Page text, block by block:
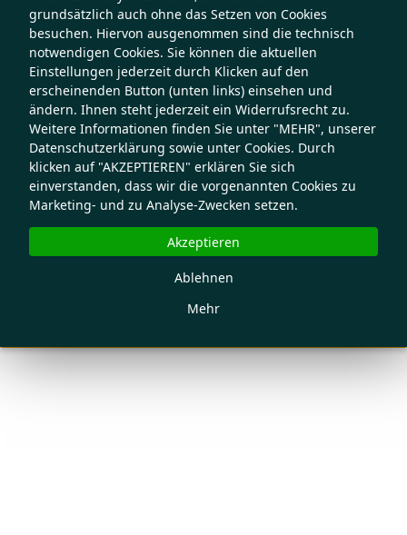
grundsätzlich auch ohne das Setzen von Cookies
besuchen. Hiervon ausgenommen sind die technisch
notwendigen Cookies. Sie können die aktuellen
Einstellungen jederzeit durch Klicken auf den
erscheinenden Button (unten links) einsehen und
ändern. Ihnen steht jederzeit ein Widerrufsrecht zu.
Weitere Informationen finden Sie unter "MEHR", unserer
Datenschutzerklärung sowie unter Cookies. Durch
klicken auf "AKZEPTIEREN" erklären Sie sich
einverstanden, dass wir die vorgenannten Cookies zu
Marketing- und zu Analyse-Zwecken setzen.
Mehr
Ablehnen
Akzeptieren